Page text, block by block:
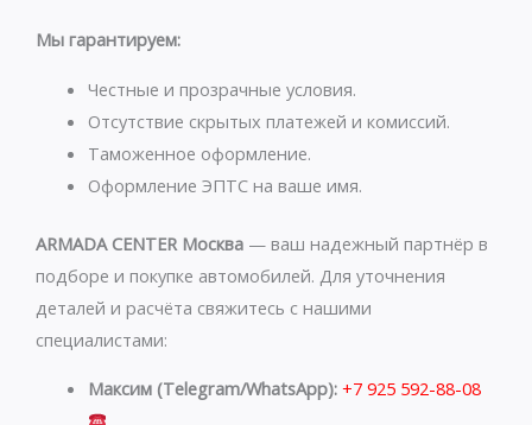
s
p
p
g
a
m
Мы гарантируем:
Честные и прозрачные условия.
Отсутствие скрытых платежей и комиссий.
Таможенное оформление.
Оформление ЭПТС на ваше имя.
ARMADA CENTER Москва — ваш надежный партнёр в
подборе и покупке автомобилей. Для уточнения
деталей и расчёта свяжитесь с нашими
специалистами:
Максим (Telegram/WhatsApp): +7 925 592-88-08